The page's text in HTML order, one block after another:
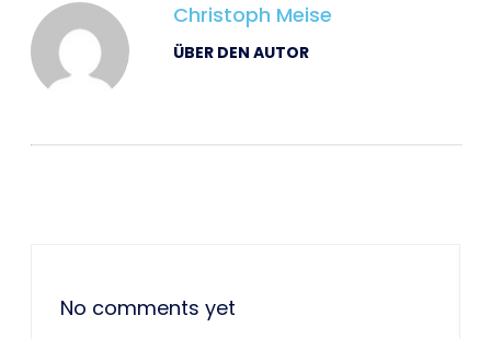
Christoph Meise
ÜBER DEN AUTOR
No comments yet